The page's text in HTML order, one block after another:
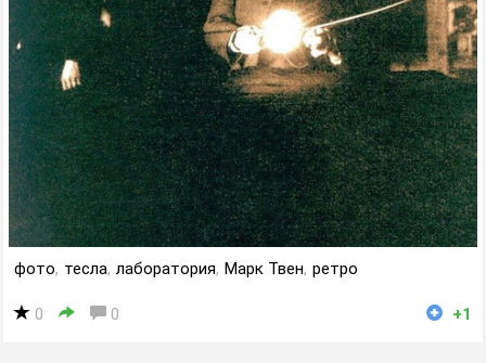
фото, тесла, лаборатория, Марк Твен, ретро
0 0 +1